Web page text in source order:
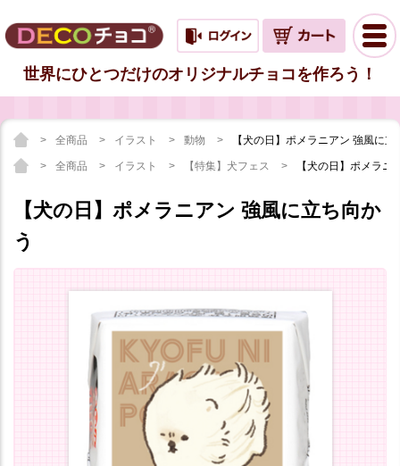
世界にひとつだけのオリジナルチョコを作ろう！
全商品 イラスト 動物 【犬の日】ポメラニアン 強風に立
全商品 イラスト 【特集】犬フェス 【犬の日】ポメラニ
【犬の日】ポメラニアン 強風に立ち向か
う